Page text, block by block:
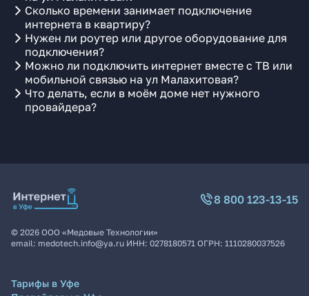
Сколько времени занимает подключение
интернета в квартиру?
Нужен ли роутер или другое оборудование для
подключения?
Можно ли подключить интернет вместе с ТВ или
мобильной связью на ул Малахитовая?
Что делать, если в моём доме нет нужного
провайдера?
8 800 123-13-15
© 2026 ООО «Медовые Технологии»
email: medotech.info@ya.ru ИНН: 0278180571 ОГРН: 1110280037526
Тарифы в Уфе